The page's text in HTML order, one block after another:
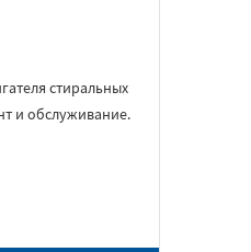
стиральных
и обслуживание.